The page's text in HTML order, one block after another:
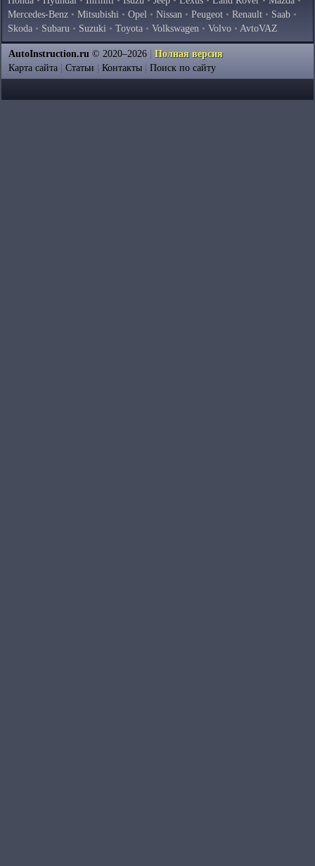
Mercedes-Benz • Mitsubishi • Opel • Nissan • Peugeot • Renault • Saab •
Skoda • Subaru • Suzuki • Toyota • Volkswagen • Volvo • AvtoVAZ
AutoInstruction.ru © 2020–2026
Полная версия
Карта сайта
Статьи Контакты Поиск по сайту